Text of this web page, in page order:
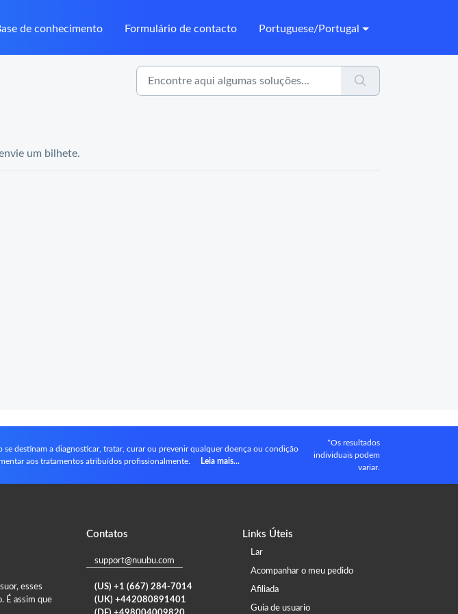
de conhecimento Formulário de contacto Portuguese/Portugal
um bilhete.
destinam a diagnosticar, tratar, curar ou prevenir qualquer doença ou condição
aos tratamentos atribuídos profissionalmente.
Leia mais...
*Os resultados
individuais podem
variar.
esses
É assim que
Contatos
support@nuubu.com
(US) +1 (667) 284-7014
(UK) +442080891401
Links Úteis
Lar
Acompanhar o meu pedido
Afiliada
Guia de usuario